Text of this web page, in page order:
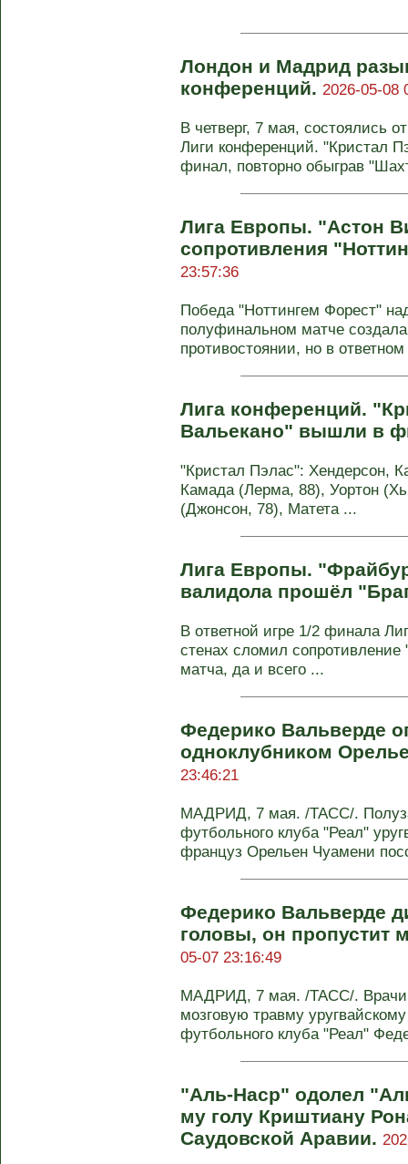
Лондон и Мадрид
конференций. 2026-05-08
В четверг, 7 мая, состоялись
Лиги конференций. "Кристал
финал, повторно обыграв
Лига Европы. "Астон
сопротивления
23:57:36
Победа "Ноттингем Форест"
полуфинальном матче
противостоянии, но в
Лига кoнференций.
Вальекано" вышли в
"Кристал Пэлас": Хендерсон,
Камада (Лерма, 88), Уортон
(Джонсон, 78), Матета ...
Лига Европы.
валидола прошёл
В ответной игре 1/2 финала
стенах сломил
матча, да и всего ...
Федерико Вальверде
одноклубником
23:46:21
МАДРИД, 7 мая. /ТАСС/.
футбольного клуба "Реал"
француз Орельен Чуамени
Федерико Вальверде
головы, он пропустит
05-07 23:16:49
МАДРИД, 7 мая. /ТАСС/. Врачи
мозговую травму
футбольного клуба "Реал"
"Аль-Наср" одолел
му голу Криштиану
Саудовской Аравии.